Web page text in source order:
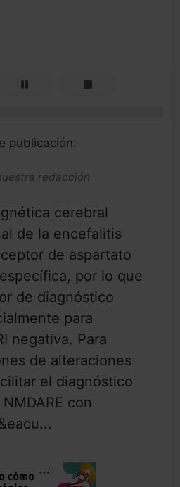
publicación:
redacción
cerebral
de la encefalitis
de aspartato
por lo que
de diagnóstico
para
negativa. Para
de alteraciones
el diagnóstico
con